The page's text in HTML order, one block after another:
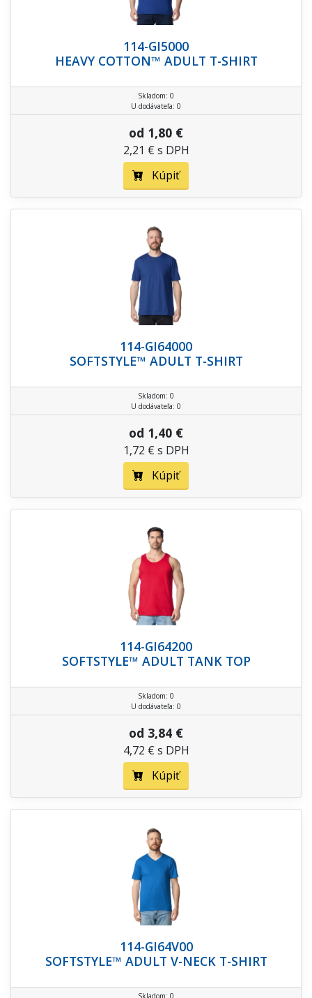
114-GI5000
HEAVY COTTON™ ADULT T-SHIRT
Skladom: 0
U dodávateľa: 0
od 1,80 €
2,21 € s DPH
Kúpiť
114-GI64000
SOFTSTYLE™ ADULT T-SHIRT
Skladom: 0
U dodávateľa: 0
od 1,40 €
1,72 € s DPH
Kúpiť
114-GI64200
SOFTSTYLE™ ADULT TANK TOP
Skladom: 0
U dodávateľa: 0
od 3,84 €
4,72 € s DPH
Kúpiť
114-GI64V00
SOFTSTYLE™ ADULT V-NECK T-SHIRT
Skladom: 0